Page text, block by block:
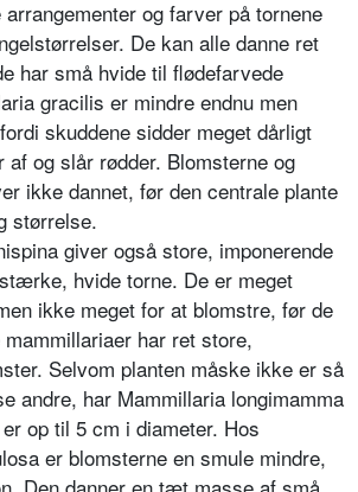
og farver på tornene
De kan alle danne ret
har små hvide til flødefarvede
gracilis er mindre endnu men
skudde­ne sidder meget dårligt
af og slår rødder. Blomsterne og
ikke dannet, før den centrale plante
størrelse.
giver også store, imponerende
hvide torne. De er meget
ikke meget for at blomstre, før de
har ret sto­re,
Selvom planten måske ikke er så
andre, har Mammillaria longi­mamma
op til 5 cm i diameter. Hos
er blom­sterne en smule mindre,